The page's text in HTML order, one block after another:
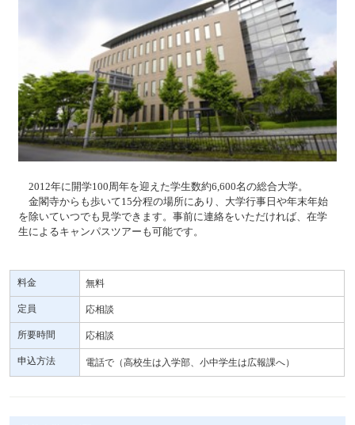
2012年に開学100周年を迎えた学生数約6,600名の総合大学。
金閣寺からも歩いて15分程の場所にあり、大学行事日や年末年始
を除いていつでも見学できます。事前に連絡をいただければ、在学
生によるキャンパスツアーも可能です。
料金 無料
定員 応相談
所要時間 応相談
申込方法 電話で（高校生は入学部、小中学生は広報課へ）